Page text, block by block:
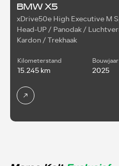
BMW X5
xDrive50e High Executive M
Head-UP / Panodak /
Kardon / Trekhaak
Kilometerstand
15.245 km
Bouwjaar
2025